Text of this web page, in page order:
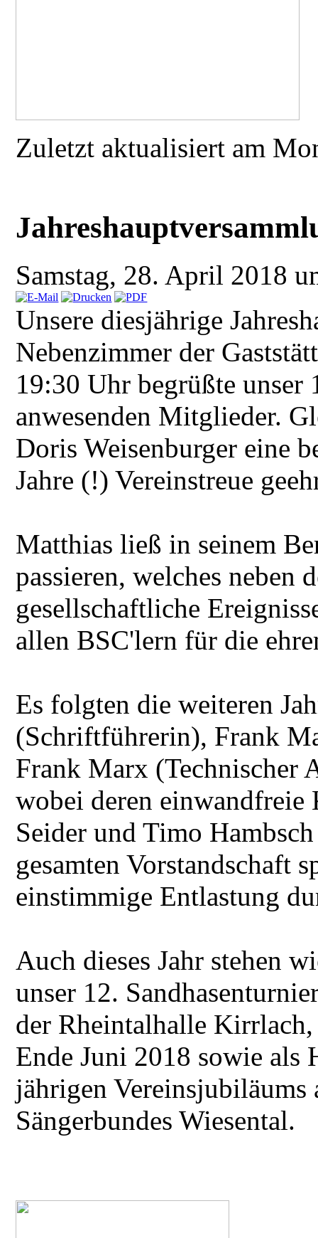
Zuletzt aktualisiert am
Samstag, 28. April 2018
Unsere diesjährige
Nebenzimmer der
19:30 Uhr begrüßte
anwesenden Mitglieder.
Doris Weisenburger eine
Jahre (!) Vereinstreue
Matthias ließ in seinem
passieren, welches
gesellschaftliche
allen BSC'lern für die
Es folgten die weiteren
(Schriftführerin), Frank
Frank Marx (Technischer
wobei deren einwandfreie
Seider und Timo
gesamten Vorstandschaft
einstimmige Entlastung
Auch dieses Jahr stehen
unser 12.
der Rheintalhalle Kirrlach,
Ende Juni 2018 sowie als
jährigen Vereinsjubiläums
Sängerbundes Wiesental.